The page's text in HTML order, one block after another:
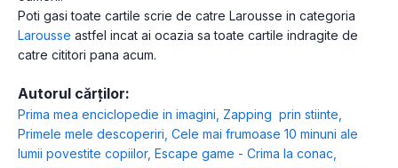
Poti gasi toate cartile scrie de catre Larousse in categoria
Larousse astfel incat ai ocazia sa toate cartile indragite de
catre cititori pana acum.
Autorul cărților:
Prima mea enciclopedie in imagini, Zapping prin stiinte,
Primele mele descoperiri, Cele mai frumoase 10 minuni ale
lumii povestite copiilor, Escape game - Crima la conac,